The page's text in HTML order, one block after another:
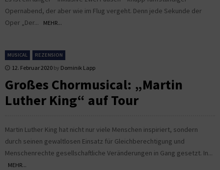
Opernabend, der aber wie im Flug vergeht. Denn jede Sekunde der
Oper „Der...
MEHR...
MUSICAL REZENSION
12. Februar 2020 by Dominik Lapp
Großes Chormusical: „Martin
Luther King“ auf Tour
Martin Luther King hat nicht nur viele Menschen inspiriert, sondern
durch seinen gewaltlosen Einsatz für Gleichberechtigung und
Menschenrechte gesellschaftliche Veränderungen in Gang gesetzt. In...
MEHR...